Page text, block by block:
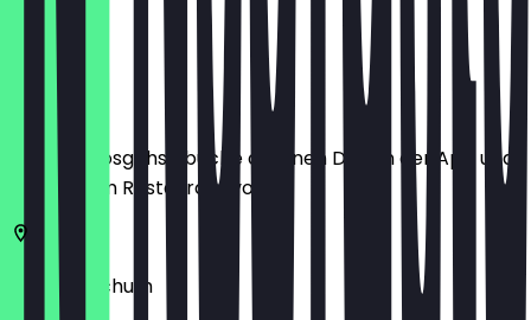
Bevor du losgehst, buche dir einen Deal in der App und
zeige ihn im Restaurant vor.
44787
Bochum